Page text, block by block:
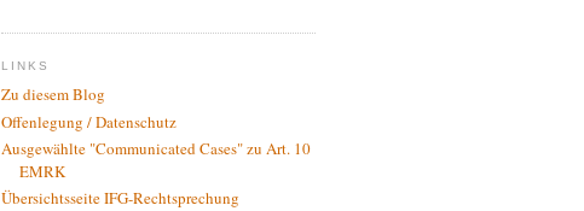
LINKS
Zu diesem Blog
Offenlegung / Datenschutz
Ausgewählte "Communicated Cases" zu Art. 10
EMRK
Übersichtsseite IFG-Rechtsprechung